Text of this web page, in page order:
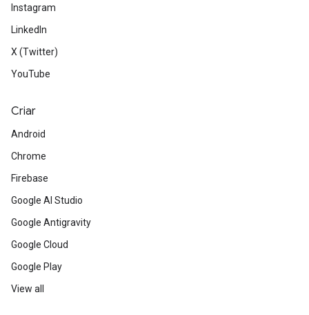
Instagram
LinkedIn
X (Twitter)
YouTube
Criar
Android
Chrome
Firebase
Google AI Studio
Google Antigravity
Google Cloud
Google Play
View all